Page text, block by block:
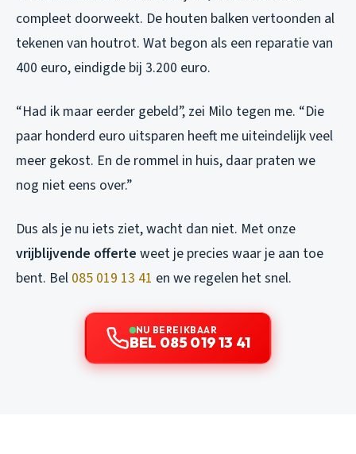
compleet doorweekt. De houten balken vertoonden al
tekenen van houtrot. Wat begon als een reparatie van
400 euro, eindigde bij 3.200 euro.
“Had ik maar eerder gebeld”, zei Milo tegen me. “Die
paar honderd euro uitsparen heeft me uiteindelijk veel
meer gekost. En de rommel in huis, daar praten we
nog niet eens over.”
Dus als je nu iets ziet, wacht dan niet. Met onze
vrijblijvende offerte weet je precies waar je aan toe
bent. Bel 085 019 13 41 en we regelen het snel.
NU BEREIKBAAR
BEL 085 019 13 41